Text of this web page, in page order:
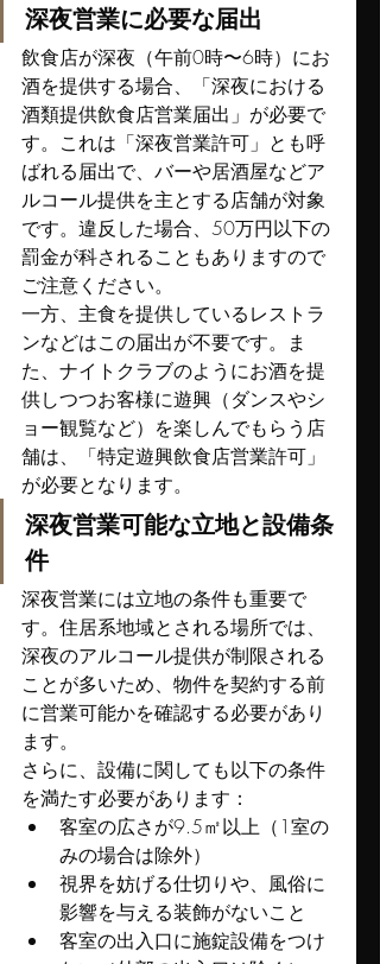
深夜営業に必要な届出
飲食店が深夜（午前0時〜6時）にお
酒を提供する場合、「深夜における
酒類提供飲食店営業届出」が必要で
す。これは「深夜営業許可」とも呼
ばれる届出で、バーや居酒屋などア
ルコール提供を主とする店舗が対象
です。違反した場合、50万円以下の
罰金が科されることもありますので
ご注意ください。
一方、主食を提供しているレストラ
ンなどはこの届出が不要です。ま
た、ナイトクラブのようにお酒を提
供しつつお客様に遊興（ダンスやシ
ョー観覧など）を楽しんでもらう店
舗は、「特定遊興飲食店営業許可」
が必要となります。
深夜営業可能な立地と設備条
件
深夜営業には立地の条件も重要で
す。住居系地域とされる場所では、
深夜のアルコール提供が制限される
ことが多いため、物件を契約する前
に営業可能かを確認する必要があり
ます。
さらに、設備に関しても以下の条件
を満たす必要があります：
客室の広さが9.5㎡以上（1室の
みの場合は除外）
視界を妨げる仕切りや、風俗に
影響を与える装飾がないこと
客室の出入口に施錠設備をつけ